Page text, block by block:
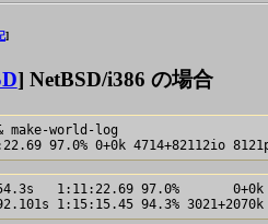
]
] NetBSD/i386 の場合
make-world-log
1:11:22.69 97.0%       0+0k